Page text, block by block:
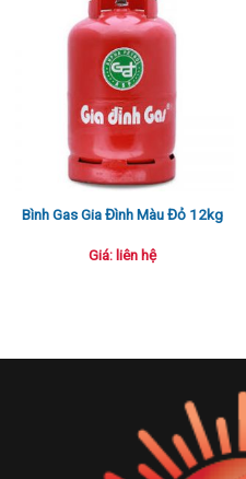
Bình Gas Gia Đình Màu Đỏ 12kg
Giá: liên hệ